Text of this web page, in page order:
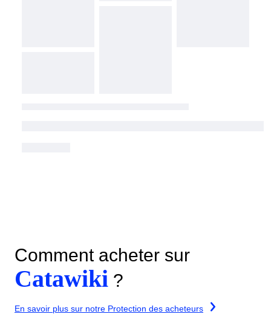
Comment acheter sur
Catawiki ?
En savoir plus sur notre Protection des acheteurs